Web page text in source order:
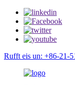
Rufft eis un: +86-21-